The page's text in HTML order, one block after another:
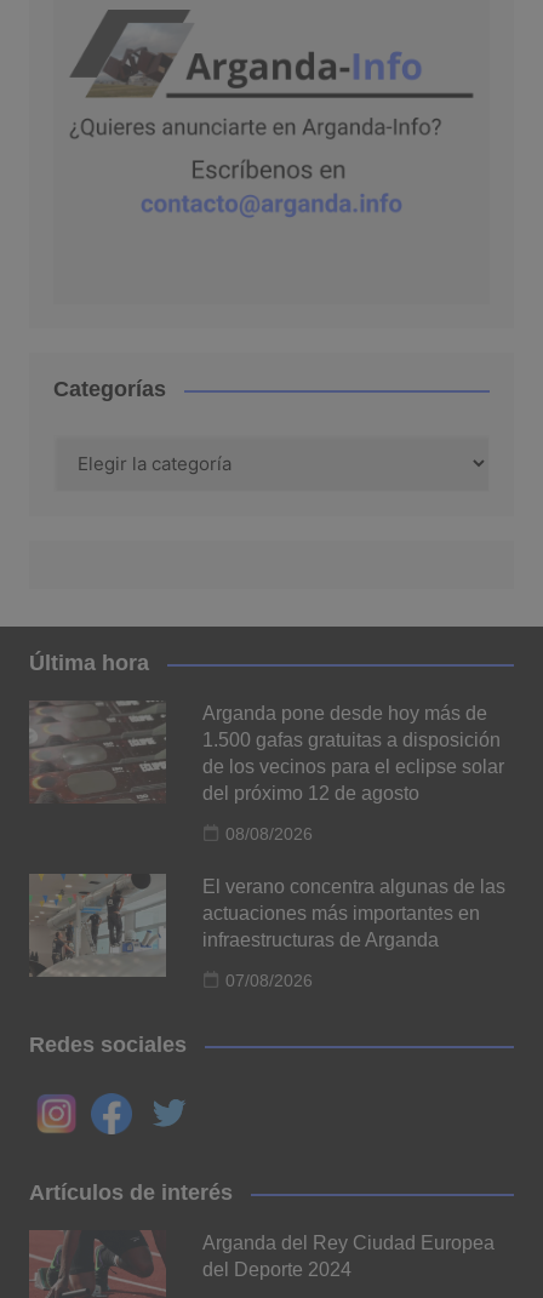
Categorías
Última hora
Arganda pone desde hoy más de
1.500 gafas gratuitas a disposición
de los vecinos para el eclipse solar
del próximo 12 de agosto
08/08/2026
El verano concentra algunas de las
actuaciones más importantes en
infraestructuras de Arganda
07/08/2026
Redes sociales
Artículos de interés
Arganda del Rey Ciudad Europea
del Deporte 2024